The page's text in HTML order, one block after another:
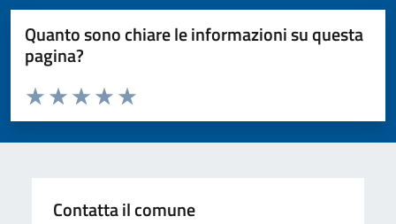
Quanto sono chiare le informazioni su questa
pagina?
Valuta da 1 a 5 stelle la pagina
Valuta 5 stelle su 5
Valuta 4 stelle su 5
Valuta 3 stelle su 5
Valuta 2 stelle su 5
Valuta 1 stelle su 5
Contatta il comune